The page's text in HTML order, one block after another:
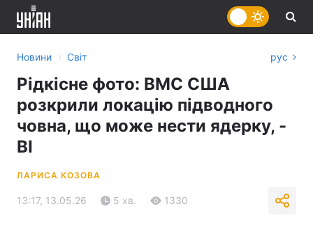
Новини › Світ рус
Рідкісне фото: ВМС США
розкрили локацію підводного
човна, що може нести ядерку, -
BI
ЛАРИСА КОЗОВА
13:17, 13.05.26 5 хв. 1330